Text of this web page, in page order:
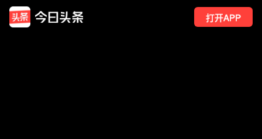
打开APP